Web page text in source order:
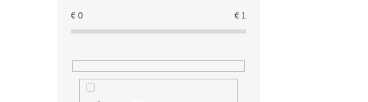
€0 €1